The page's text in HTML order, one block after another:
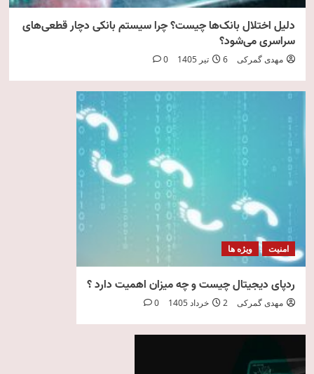
دلیل اختلال بانک‌ها چیست؟ چرا سیستم بانکی دچار قطعی‌های
سراسری می‌شود؟
مهدی گمرکی 6 تیر 1405 0
امنیت ویژه ها
ردپای دیجیتال چیست و چه میزان اهمیت دارد ؟
مهدی گمرکی 2 خرداد 1405 0